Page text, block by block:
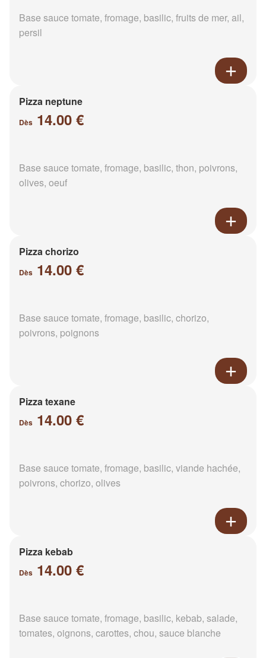
Base sauce tomate, fromage, basilic, fruits de mer, ail,
persil
Pizza neptune
Dès 14.00 €
Base sauce tomate, fromage, basilic, thon, poivrons,
olives, oeuf
Pizza chorizo
Dès 14.00 €
Base sauce tomate, fromage, basilic, chorizo,
poivrons, poignons
Pizza texane
Dès 14.00 €
Base sauce tomate, fromage, basilic, viande hachée,
poivrons, chorizo, olives
Pizza kebab
Dès 14.00 €
Base sauce tomate, fromage, basilic, kebab, salade,
tomates, oignons, carottes, chou, sauce blanche